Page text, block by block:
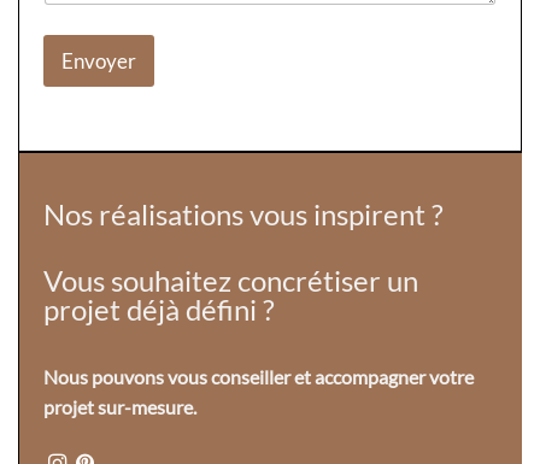
Nos réalisations vous inspirent ?
Vous souhaitez concrétiser un
projet déjà défini ?
Nous pouvons vous conseiller et accompagner votre
projet sur-mesure.
Envoyer